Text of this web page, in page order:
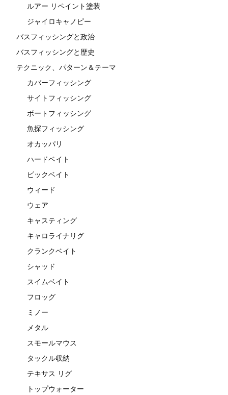
ルアー リペイント塗装
ジャイロキャノピー
バスフィッシングと政治
バスフィッシングと歴史
テクニック、パターン＆テーマ
カバーフィッシング
サイトフィッシング
ボートフィッシング
魚探フィッシング
オカッパリ
ハードベイト
ビックベイト
ウィード
ウェア
キャスティング
キャロライナリグ
クランクベイト
シャッド
スイムベイト
フロッグ
ミノー
メタル
スモールマウス
タックル収納
テキサス リグ
トップウォーター